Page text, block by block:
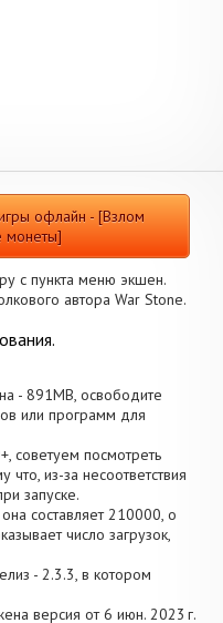
офлайн - [Взлом
монеты]
с пункта меню экшен.
автора War Stone.
- 891MB, освободите
или программ для
советуем посмотреть
из-за несоответствия
запуске.
составляет 210000, о
число загрузок,
- 2.3.3, в котором
версия от 6 июн. 2023 г.